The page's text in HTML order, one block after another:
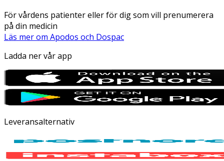
För vårdens patienter eller för dig som vill prenumerera
på din medicin
Läs mer om Apodos och Dospac
Ladda ner vår app
Leveransalternativ